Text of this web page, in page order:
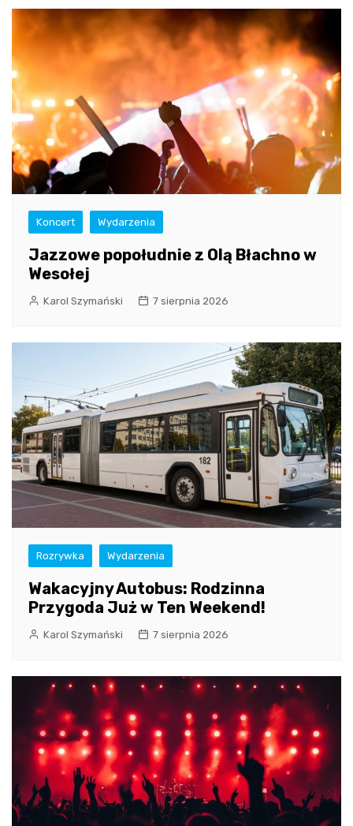
Koncert Wydarzenia
Jazzowe popołudnie z Olą Błachno w
Wesołej
Karol Szymański 7 sierpnia 2026
Rozrywka Wydarzenia
Wakacyjny Autobus: Rodzinna
Przygoda Już w Ten Weekend!
Karol Szymański 7 sierpnia 2026